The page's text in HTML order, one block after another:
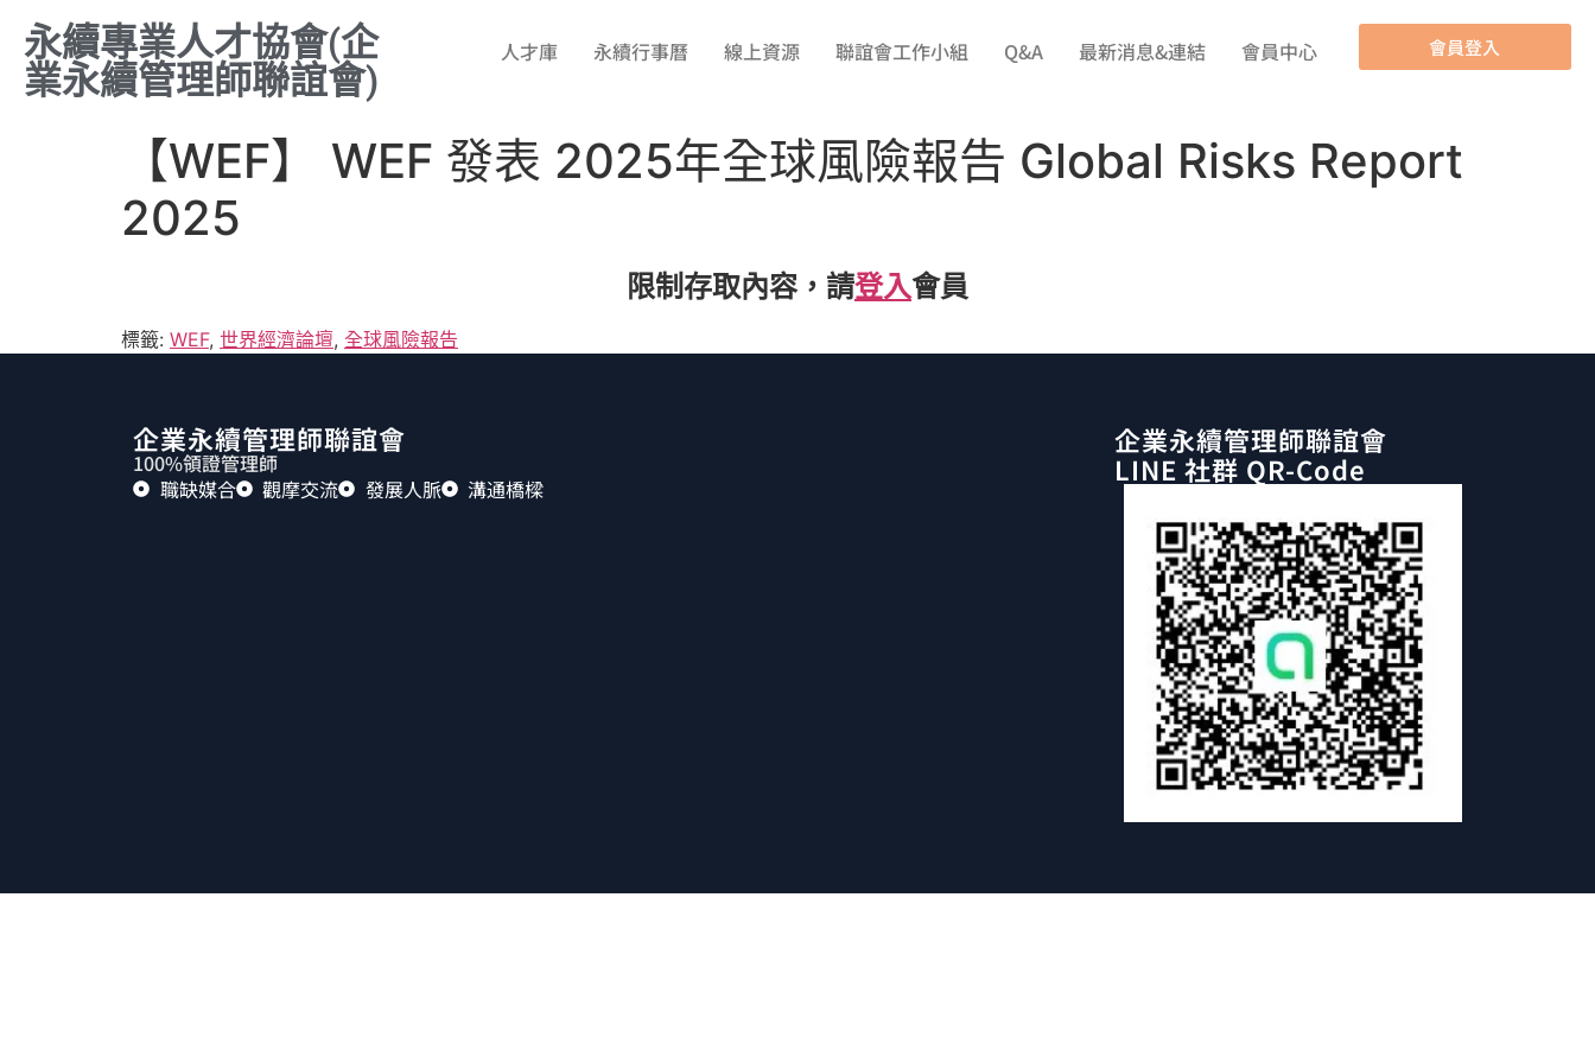
永續專業人才協會(企
業永續管理師聯誼會)
人才庫 永續行事曆 線上資源 聯誼會工作小組 Q&A 最新消息&連結 會員中心 會員登入
【WEF】 WEF 發表 2025年全球風險報告 Global Risks Report
2025
限制存取內容，請登入會員
標籤: WEF, 世界經濟論壇, 全球風險報告
企業永續管理師聯誼會
100%領證管理師
職缺媒合
觀摩交流 發展人脈 溝通橋樑
企業永續管理師聯誼會
LINE 社群 QR-Code